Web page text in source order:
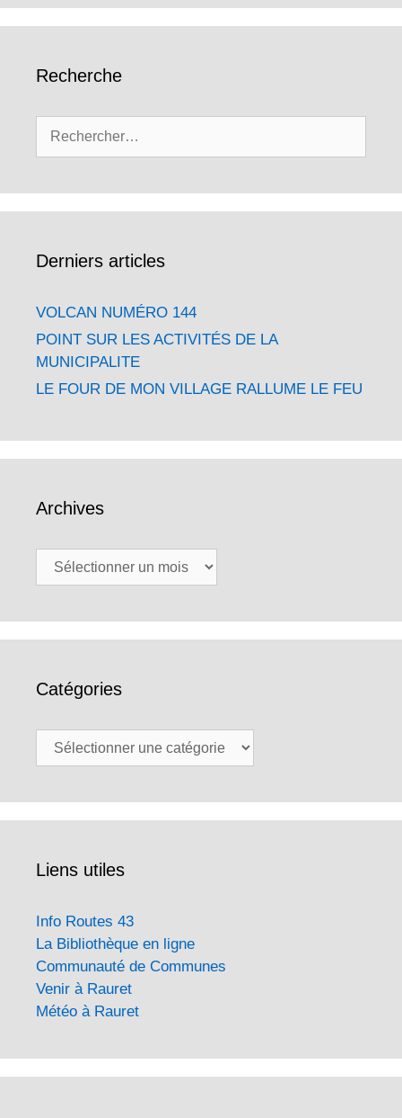
Recherche
Derniers articles
VOLCAN NUMÉRO 144
POINT SUR LES ACTIVITÉS DE LA
MUNICIPALITE
LE FOUR DE MON VILLAGE RALLUME LE FEU
Archives
Archives
Catégories
Catégories
Liens utiles
Info Routes 43
La Bibliothèque en ligne
Communauté de Communes
Venir à Rauret
Météo à Rauret